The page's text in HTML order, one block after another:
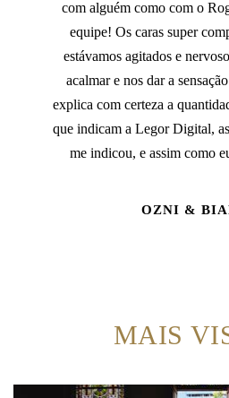
com alguém como com o
equipe! Os caras super
estávamos agitados e
acalmar e nos dar a
explica com certeza a
que indicam a Legor Digital,
me indicou, e assim como
OZNI &
MAIS